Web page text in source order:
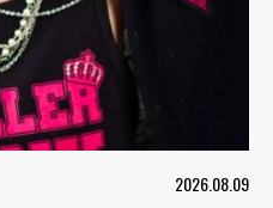
2026.08.09